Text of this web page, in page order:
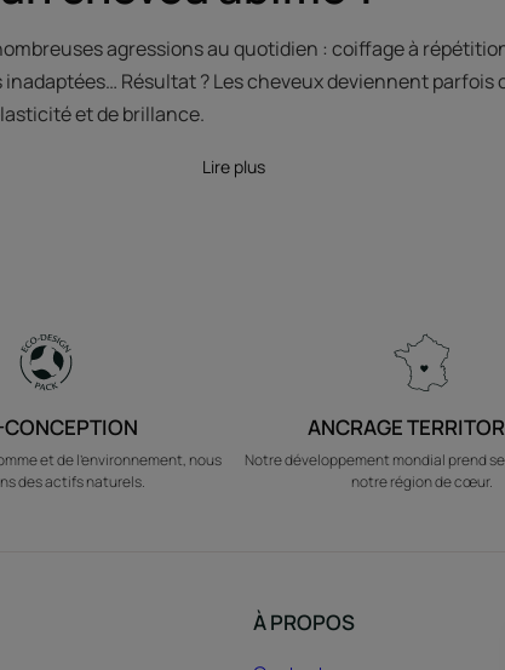
agressions au quotidien : coiffage à
Résultat ? Les cheveux deviennent parfois
et de brillance.
Lire plus
et de l’environnement, nous
des actifs naturels.
ANCRAGE
Notre développement mondial prend
notre région de cœur.
À PROPOS